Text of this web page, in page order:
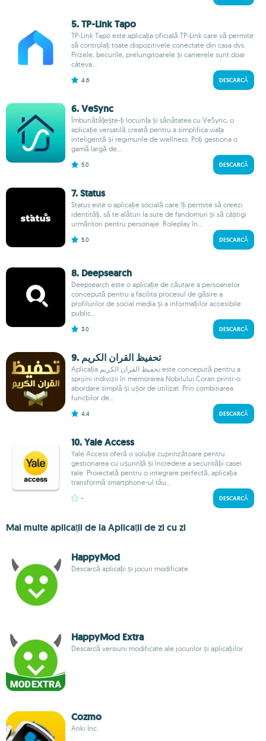
5. TP-Link Tapo
TP-Link Tapo este aplicația oficială TP-Link care vă permite
să controlați toate dispozitivele conectate din casa dvs.
Prizele, becurile, prelungitoarele și camerele sunt doar
câteva...
4.6 DESCARCĂ
6. VeSync
Îmbunătățește-ți locuința și sănătatea cu VeSync, o
aplicație versatilă creată pentru a simplifica viața
inteligentă și regimurile de wellness. Poți gestiona o
gamă largă de...
5.0 DESCARCĂ
7. Status
Status este o aplicație socială care îți permite să creezi
identități, să te alături la sute de fandomuri și să câștigi
urmăritori pentru personaje. Roleplay în...
5.0 DESCARCĂ
8. Deepsearch
Deepsearch este o aplicație de căutare a persoanelor
concepută pentru a facilita procesul de găsire a
profilurilor de social media și a informațiilor accesibile
public...
3.0 DESCARCĂ
9. تحفيظ القران الكريم
Aplicația تحفيظ القران الكريم este concepută pentru a
sprijini indivizii în memorarea Nobilului Coran printr-o
abordare simplă și ușor de utilizat. Prin combinarea
funcțiilor de...
4.4 DESCARCĂ
10. Yale Access
Yale Access oferă o soluție cuprinzătoare pentru
gestionarea cu ușurință și încredere a securității casei
tale. Proiectată pentru o integrare perfectă, aplicația
transformă smartphone-ul tău...
- DESCARCĂ
Mai multe aplicații de la Aplicații de zi cu zi
HappyMod
Descarcă aplicații și jocuri modificate
HappyMod Extra
Descarcă versiuni modificate ale jocurilor și aplicațiilor
Cozmo
Anki Inc.